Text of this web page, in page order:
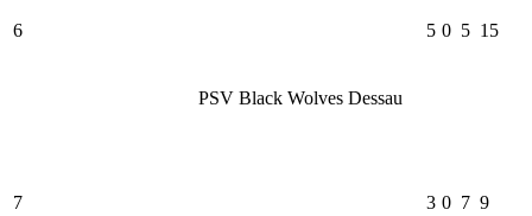
6
PSV Black Wolves Dessau
5 0 5 15
7 3 0 7 9